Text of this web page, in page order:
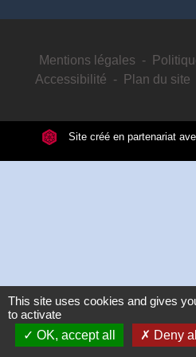
Mentions légales -
Accessibilité - Plan du site
Site créé en partenariat
This site uses cookies and gives
to activate
OK, accept all
Deny